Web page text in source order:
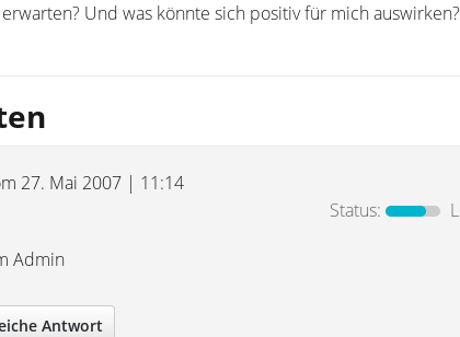
Und was könnte sich positiv für mich auswirken?
27. Mai 2007 | 11:14
Status:
Admin
e Antwort